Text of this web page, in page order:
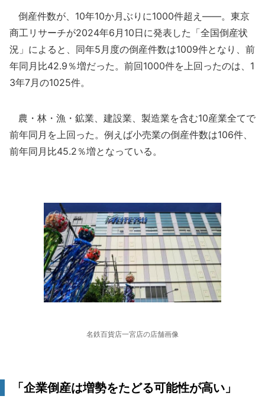
倒産件数が、10年10か月ぶりに1000件超え――。東京
商工リサーチが2024年6月10日に発表した「全国倒産状
況」によると、同年5月度の倒産件数は1009件となり、前
年同月比42.9％増だった。前回1000件を上回ったのは、1
3年7月の1025件。
農・林・漁・鉱業、建設業、製造業を含む10産業全てで
前年同月を上回った。例えば小売業の倒産件数は106件、
前年同月比45.2％増となっている。
名鉄百貨店一宮店の店舗画像
「企業倒産は増勢をたどる可能性が高い」